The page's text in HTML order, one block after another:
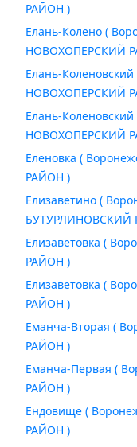
РАЙОН )
Елань-Колено (
НОВОХОПЕРСКИЙ
Елань-
НОВОХОПЕРСКИЙ
Елань-
НОВОХОПЕРСКИЙ
Еленовка (
РАЙОН )
Елизаветино (
БУТУРЛИНОВСКИЙ
Елизаветовка (
РАЙОН )
Елизаветовка (
РАЙОН )
Еманча-Вторая (
РАЙОН )
Еманча-Первая (
РАЙОН )
Ендовище (
РАЙОН )